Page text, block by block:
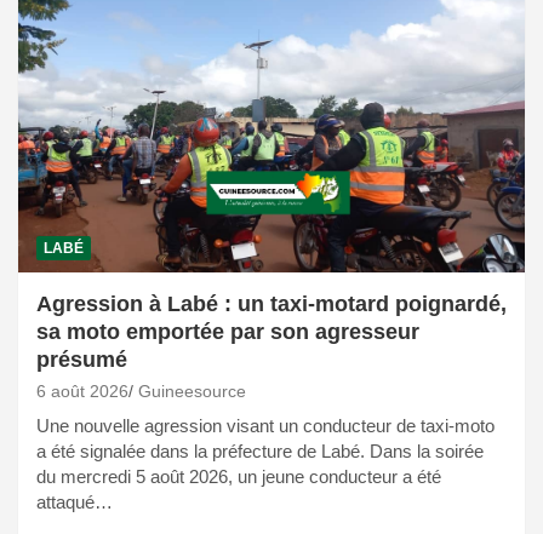
LABÉ
Agression à Labé : un taxi-motard poignardé,
sa moto emportée par son agresseur
présumé
6 août 2026 Guineesource
Une nouvelle agression visant un conducteur de taxi-moto
a été signalée dans la préfecture de Labé. Dans la soirée
du mercredi 5 août 2026, un jeune conducteur a été
attaqué…